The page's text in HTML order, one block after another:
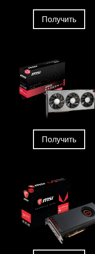
Получить
Получить